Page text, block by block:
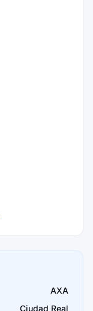
AXA
Ciudad Real